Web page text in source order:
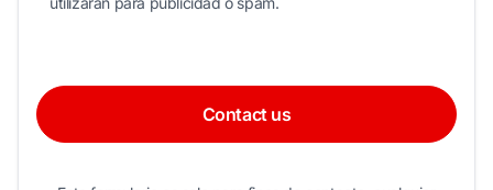
Contact us